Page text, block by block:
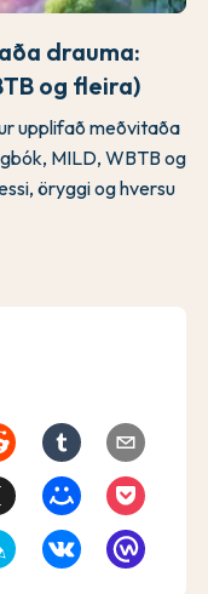
drauma:
og fleira)
upplifað meðvitaða
MILD, WBTB og
öryggi og hversu